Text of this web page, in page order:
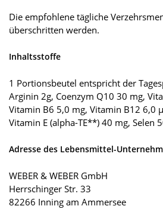
Die empfohlene tägliche
überschritten werden.
Inhaltsstoffe
1 Portionsbeutel entspricht der
Arginin 2g, Coenzym Q10 30 mg,
Vitamin B6 5,0 mg, Vitamin B12 6,0
Vitamin E (alpha-TE**) 40 mg, Selen
Adresse des Lebensmittel-
WEBER & WEBER GmbH
Herrschinger Str. 33
82266 Inning am Ammersee